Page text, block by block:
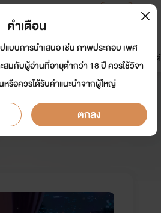
อีบุ๊ก การ์ตูน
มาใหม่
ดรีมแชท ธัญลิสต์
ไท่
นักวาด: Sinvia
คำเตือน
แบบการนำเสนอ เช่น ภาพประกอบ เพศ
สมกับผู้อ่านที่อายุต่ำกว่า 18 ปี ควรใช้วิจา
รือควรได้รับคำแนะนำจากผู้ใหญ่
ตกลง